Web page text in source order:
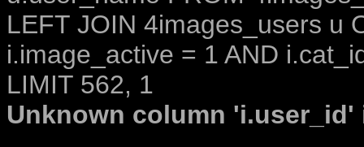
LEFT JOIN 4images_users u
i.image_active = 1 AND
LIMIT 562, 1
Unknown column